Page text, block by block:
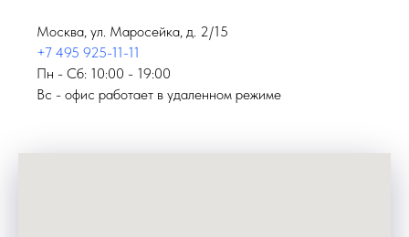
Москва, ул. Маросейка, д. 2/15
+7 495 925-11-11
Пн - Сб: 10:00 - 19:00
Вс - офис работает в удаленном режиме